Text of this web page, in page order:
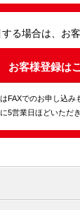
る場合は、お
お客様登録は
FAXでのお申し込み
5営業日ほどいただき